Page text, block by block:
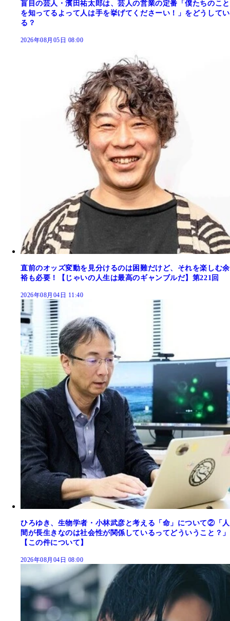
盲目の芸人・濱田祐太郎は、芸人の営業の定番「僕たちのこと
を知ってるよって人は手を挙げてくださーい！」をどうしてい
る？
2026年08月05日 08:00
直前のオッズ変動を見分けるのは困難だけど、それを楽しむ余
裕も必要！【じゃいの人生は最高のギャンブルだ】第221回
2026年08月04日 11:40
ひろゆき、生物学者・小林武彦と考える「命」について②「人
間が長生きなのは社会性が関係しているってどういうこと？」
【この件について】
2026年08月04日 08:00